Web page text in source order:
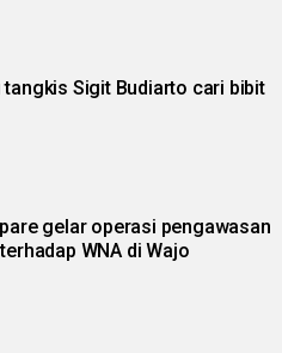
tangkis Sigit Budiarto cari bibit
gelar operasi pengawasan
WNA di Wajo